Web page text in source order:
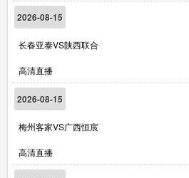
2026-08-15
长春亚泰VS陕西联合
高清直播
2026-08-15
梅州客家VS广西恒宸
高清直播